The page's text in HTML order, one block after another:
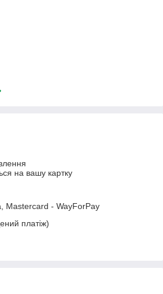
на вашу картку
Mastercard - WayForPay
платіж)